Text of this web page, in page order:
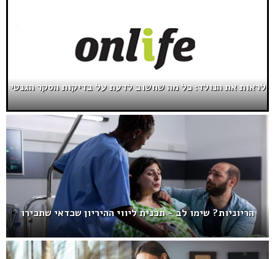
לראות את הנולד: כל מה שחשוב לדעת על בדיקות הסקר הגנטי
הריוניות? שימו לב – תכנית ליווי ההיריון שכדאי שתכירו